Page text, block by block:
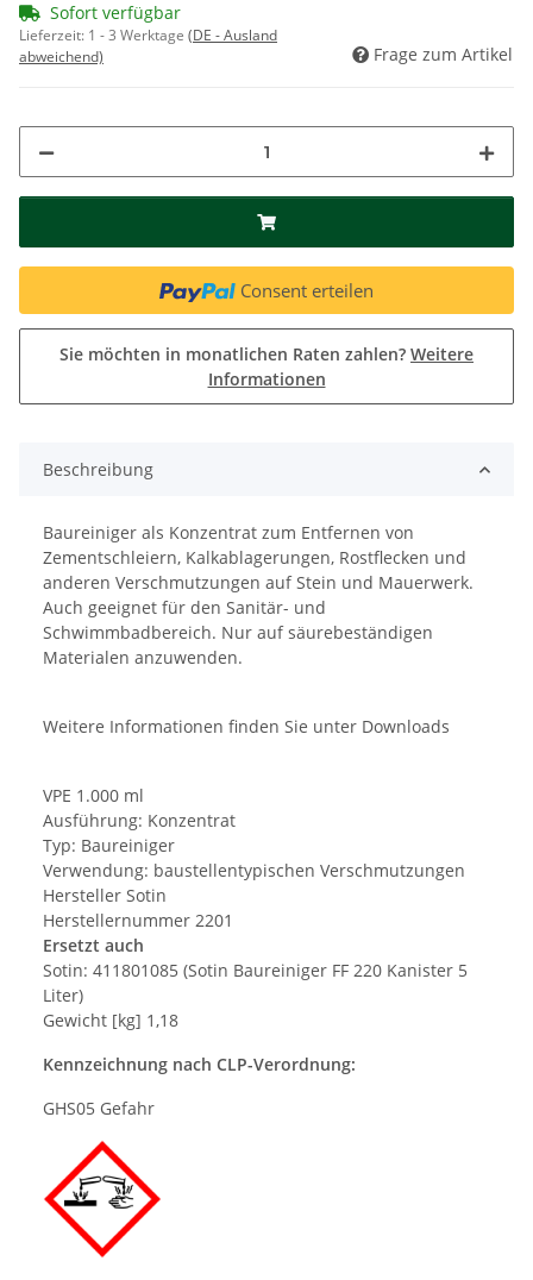
Sofort verfügbar
Lieferzeit: 1 - 3 Werktage (DE - Ausland
abweichend)
Frage zum Artikel
Consent erteilen
Sie möchten in monatlichen Raten zahlen? Weitere
Informationen
Beschreibung
Baureiniger als Konzentrat zum Entfernen von
Zementschleiern, Kalkablagerungen, Rostflecken und
anderen Verschmutzungen auf Stein und Mauerwerk.
Auch geeignet für den Sanitär- und
Schwimmbadbereich. Nur auf säurebeständigen
Materialen anzuwenden.
Weitere Informationen finden Sie unter Downloads
VPE 1.000 ml
Ausführung: Konzentrat
Typ: Baureiniger
Verwendung: baustellentypischen Verschmutzungen
Hersteller Sotin
Herstellernummer 2201
Ersetzt auch
Sotin: 411801085 (Sotin Baureiniger FF 220 Kanister 5
Liter)
Gewicht [kg] 1,18
Kennzeichnung nach CLP-Verordnung:
GHS05 Gefahr